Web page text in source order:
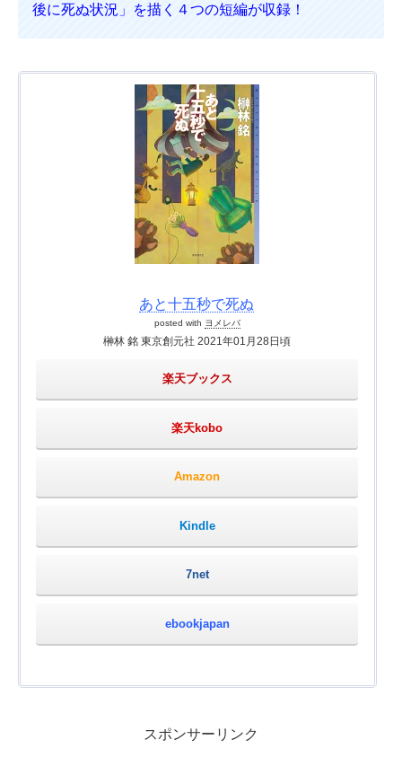
後に死ぬ状況」を描く４つの短編が収録！
あと十五秒で死ぬ
posted with ヨメレバ
榊林 銘 東京創元社 2021年01月28日頃
楽天ブックス
楽天kobo
Amazon
Kindle
7net
ebookjapan
スポンサーリンク